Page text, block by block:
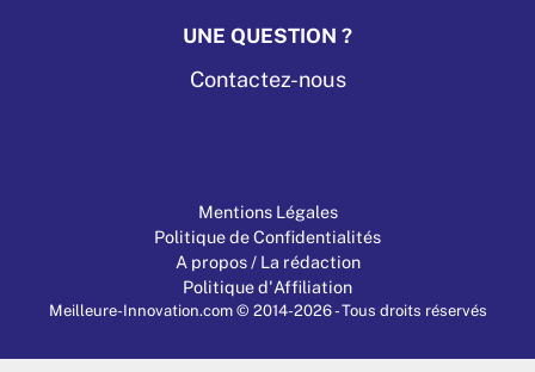
UNE QUESTION ?
Contactez-nous
Mentions Légales
Politique de Confidentialités
A propos / La rédaction
Politique d'Affiliation
Meilleure-Innovation.com © 2014-2026 - Tous droits réservés